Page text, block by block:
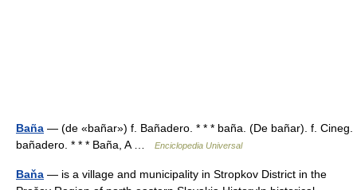
Baña — (de «bañar») f. Bañadero. * * * baña. (De bañar). f. Cineg.
bañadero. * * * Baña, A …
Enciclopedia Universal
Baňa — is a village and municipality in Stropkov District in the